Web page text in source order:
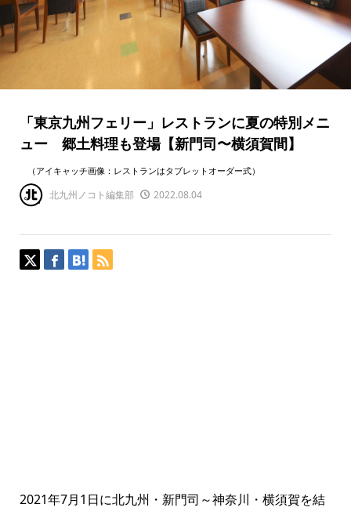
「東京九州フェリー」レストランに夏の特別メニ
ュー 郷土料理も登場【新門司〜横須賀間】
（アイキャッチ画像：レストランはタブレットオーダー式）
北九州ノコト編集部 2022.08.04
2021年7月1日に北九州・新門司～神奈川・横須賀を結